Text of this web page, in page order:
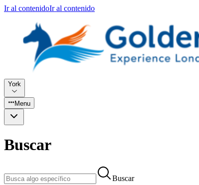
Ir al contenidoIr al contenido
York
Menu
Buscar
Buscar